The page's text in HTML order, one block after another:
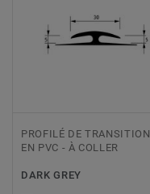
PROFILÉ DE TRANSITION
EN PVC - À COLLER
DARK GREY